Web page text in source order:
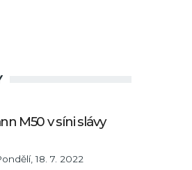
M50 v síni slávy
18. 7. 2022